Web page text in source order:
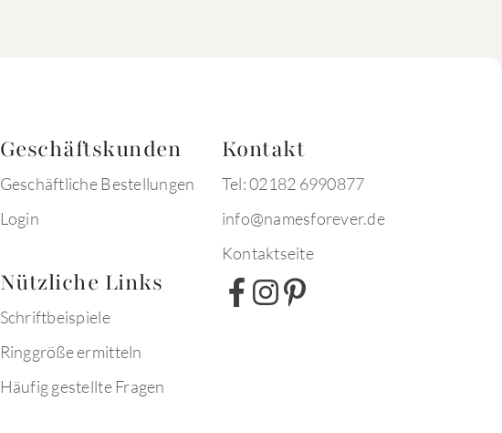
Geschäftskunden
Geschäftliche Bestellungen
Login
Nützliche Links
Schriftbeispiele
Ringgröße ermitteln
Häufig gestellte Fragen
Kontakt
Tel: 02182 6990877
info@namesforever.de
Kontaktseite